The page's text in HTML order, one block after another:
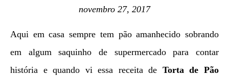
novembro 27, 2017
Aqui em casa sempre tem pão amanhecido sobrando
em algum saquinho de supermercado para contar
história e quando vi essa receita de Torta de Pão